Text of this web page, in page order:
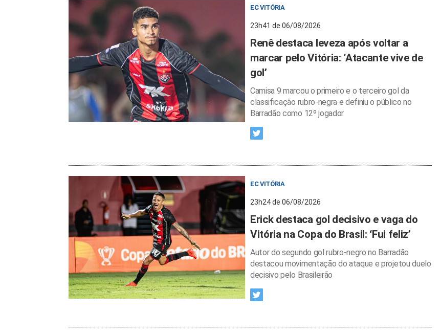
EC VITÓRIA
23h41 de 06/08/2026
Renê destaca leveza após voltar a
marcar pelo Vitória: ‘Atacante vive de
gol’
Camisa 9 marcou o primeiro e o terceiro gol da
classificação rubro-negra e definiu o público no
Barradão como 12º jogador
EC VITÓRIA
23h24 de 06/08/2026
Erick destaca gol decisivo e vaga do
Vitória na Copa do Brasil: ‘Fui feliz’
Autor do segundo gol rubro-negro no Barradão
destacou movimentação do ataque e projetou duelo
decisivo pelo Brasileirão